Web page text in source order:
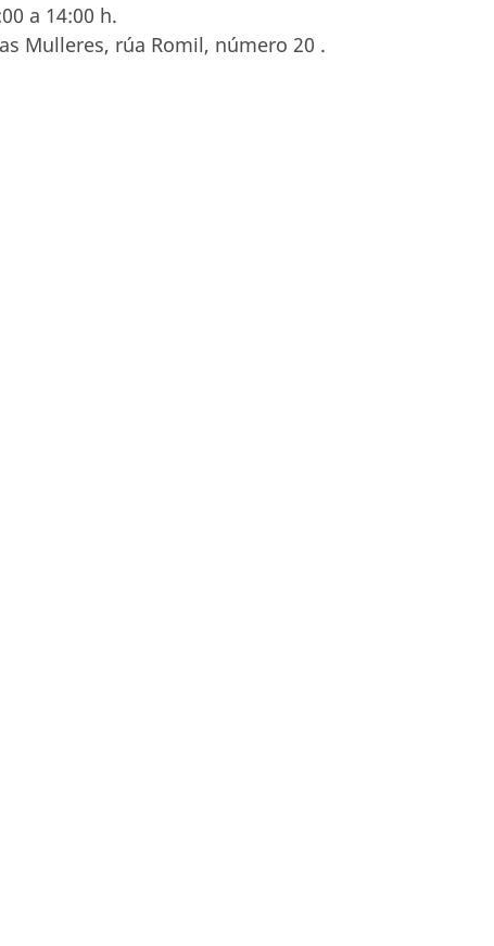
a 14:00 h.
Mulleres, rúa Romil, número 20 .